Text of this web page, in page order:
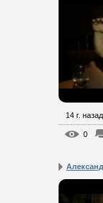
14 г. назад
0